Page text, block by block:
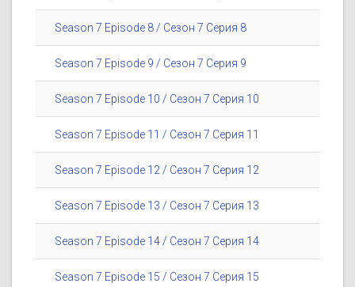
Season 7 Episode 8 / Сезон 7 Серия 8
Season 7 Episode 9 / Сезон 7 Серия 9
Season 7 Episode 10 / Сезон 7 Серия 10
Season 7 Episode 11 / Сезон 7 Серия 11
Season 7 Episode 12 / Сезон 7 Серия 12
Season 7 Episode 13 / Сезон 7 Серия 13
Season 7 Episode 14 / Сезон 7 Серия 14
Season 7 Episode 15 / Сезон 7 Серия 15